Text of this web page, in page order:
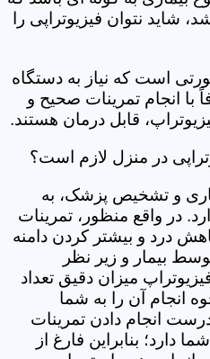
شاید نتوان فیزیوتراپی را
است که نیاز به دستگاه
انجام تمرینات صحیح و
قابل درمان هستند.
در منزل لازم است؟
و تشخیص پزشک، به
در واقع منظور، تمرینات
درد و بیشتر کردن دامنه
بیمار و زیر نظر
میزان دقیق تعداد
انجام آن را به شما
انجام دادن تمرینات
دارد؛ بنابراین فارغ از